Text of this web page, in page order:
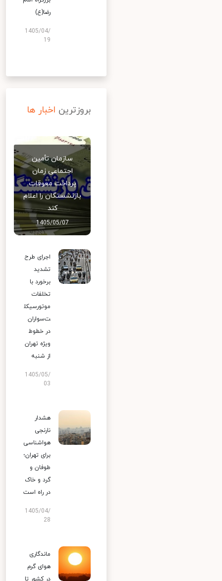
رضا(ع)
1405/04/
19
بروزترین اخبار ها
سازمان تأمین
اجتماعی زمان
پرداخت معوقات
بازنشستگان را اعلام
کند
1405/05/07
اجرای طرح
تشدید
برخورد با
تخلفات
موتورسیکل
ت‌سواران
در خطوط
ویژه تهران
از شنبه
1405/05/
03
هشدار
نارنجی
هواشناسی
برای تهران؛
طوفان و
گرد و خاک
در راه است
1405/04/
28
ماندگاری
هوای گرم
در کشور تا